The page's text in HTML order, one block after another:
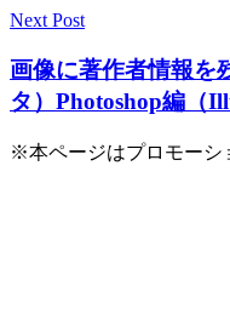
ゲ
ー
シ
ョ
Next Post
画像に著作者情報を
タ）Photoshop編（
※本ページはプロモーシ